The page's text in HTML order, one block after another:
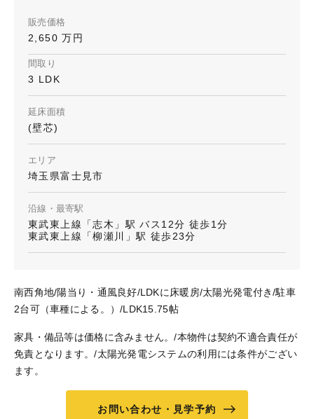
販売価格
2,650 万円
間取り
3 LDK
延床面積
(壁芯)
エリア
埼玉県富士見市
沿線・最寄駅
東武東上線「志木」駅 バス12分 徒歩1分
東武東上線「柳瀬川」駅 徒歩23分
南西角地/陽当り・通風良好/LDKに床暖房/太陽光発電付き/駐車
2台可（車種による。）/LDK15.75帖
家具・備品等は価格に含みません。/本物件は契約不適合責任が
免責となります。/太陽光発電システムの利用には条件がござい
ます。
お問い合わせ・見学予約